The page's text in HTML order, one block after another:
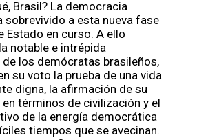
Brasil? La democracia
sobrevivido a esta nueva fase
Estado en curso. A ello
notable e intrépida
los demócratas brasileños,
su voto la prueba de una vida
digna, la afirmación de su
términos de civilización y el
de la energía democrática
tiempos que se avecinan.